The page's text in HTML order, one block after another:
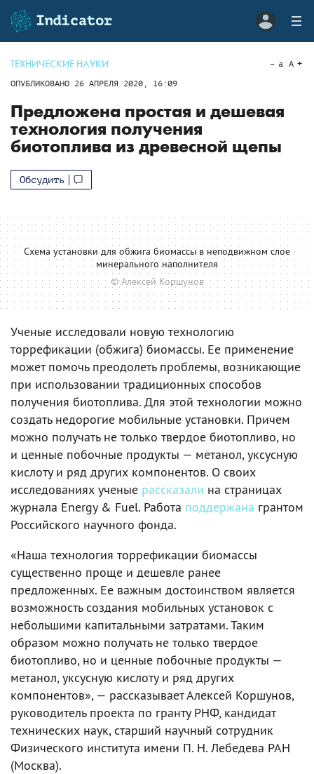
ТЕХНИЧЕСКИЕ НАУКИ
ОПУБЛИКОВАНО 26 АПРЕЛЯ 2020, 16:09
a A
Предложена простая и дешевая
технология получения
биотоплива из древесной щепы
Обсудить
Схема установки для обжига биомассы в неподвижном слое
минерального наполнителя
© Алексей Коршунов
Ученые исследовали новую технологию
торрефикации (обжига) биомассы. Ее применение
может помочь преодолеть проблемы, возникающие
при использовании традиционных способов
получения биотоплива. Для этой технологии можно
создать недорогие мобильные установки. Причем
можно получать не только твердое биотопливо, но
и ценные побочные продукты — метанол, уксусную
кислоту и ряд других компонентов. О своих
исследованиях ученые рассказали на страницах
журнала Energy & Fuel. Работа поддержана грантом
Российского научного фонда.
«Наша технология торрефикации биомассы
существенно проще и дешевле ранее
предложенных. Ее важным достоинством является
возможность создания мобильных установок с
небольшими капитальными затратами. Таким
образом можно получать не только твердое
биотопливо, но и ценные побочные продукты —
метанол, уксусную кислоту и ряд других
компонентов», — рассказывает Алексей Коршунов,
руководитель проекта по гранту РНФ, кандидат
технических наук, старший научный сотрудник
Физического института имени П. Н. Лебедева РАН
(Москва).